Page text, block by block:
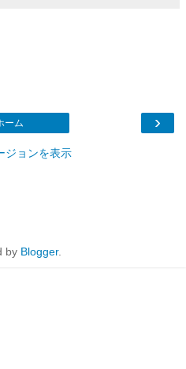
›
ーム
ジョンを表示
by Blogger.